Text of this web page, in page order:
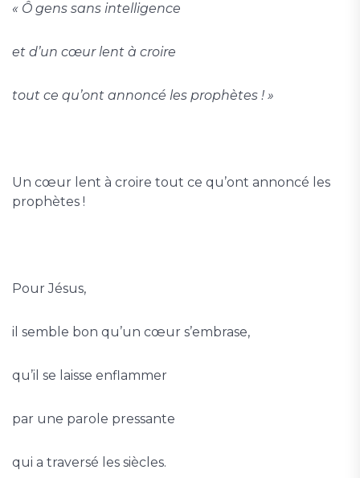
« Ô gens sans intelligence
et d’un cœur lent à croire
tout ce qu’ont annoncé les prophètes ! »
Un cœur lent à croire tout ce qu’ont annoncé les
prophètes !
Pour Jésus,
il semble bon qu’un cœur s’embrase,
qu’il se laisse enflammer
par une parole pressante
qui a traversé les siècles.